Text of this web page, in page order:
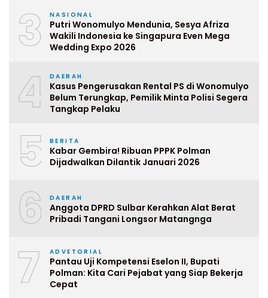
3 NASIONAL
Putri Wonomulyo Mendunia, Sesya Afriza
Wakili Indonesia ke Singapura Even Mega
Wedding Expo 2026
4 DAERAH
Kasus Pengerusakan Rental PS di Wonomulyo
Belum Terungkap, Pemilik Minta Polisi Segera
Tangkap Pelaku
5 BERITA
Kabar Gembira! Ribuan PPPK Polman
Dijadwalkan Dilantik Januari 2026
6 DAERAH
Anggota DPRD Sulbar Kerahkan Alat Berat
Pribadi Tangani Longsor Matangnga
7 ADVETORIAL
Pantau Uji Kompetensi Eselon II, Bupati
Polman: Kita Cari Pejabat yang Siap Bekerja
Cepat